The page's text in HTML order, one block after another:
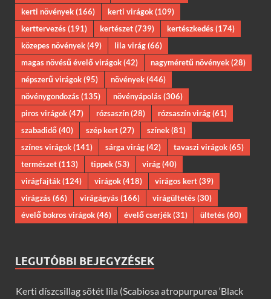
kerti növények(166) kerti virágok(109)
kerttervezés(191) kertészet(739) kertészkedés(174)
közepes növények(49) lila virág(66)
magas növésű évelő virágok(42) nagyméretű növények(28)
népszerű virágok(95) növények(446)
növénygondozás(135) növényápolás(306)
piros virágok(47) rózsaszín(28) rózsaszín virág(61)
szabadidő(40) szép kert(27) színek(81)
színes virágok(141) sárga virág(42) tavaszi virágok(65)
természet(113) tippek(53) virág(40)
virágfajták(124) virágok(418) virágos kert(39)
virágzás(66) virágágyás(166) virágültetés(30)
évelő bokros virágok(46) évelő cserjék(31) ültetés(60)
LEGUTÓBBI BEJEGYZÉSEK
Kerti díszcsillag sötét lila (Scabiosa atropurpurea ‘Black